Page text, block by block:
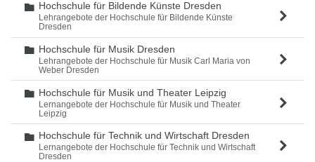
Ordner
Hochschule für Bildende Künste Dresden
Lehrangebote der Hochschule für Bildende Künste
Dresden
Ordner
Hochschule für Musik Dresden
Lehrangebote der Hochschule für Musik Carl Maria von
Weber Dresden
Ordner
Hochschule für Musik und Theater Leipzig
Lernangebote der Hochschule für Musik und Theater
Leipzig
Ordner
Hochschule für Technik und Wirtschaft Dresden
Lernangebote der Hochschule für Technik und Wirtschaft
Dresden